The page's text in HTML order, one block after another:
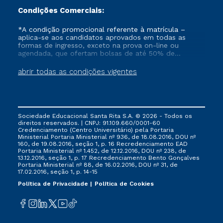
Condições Comerciais:
abrir todas as condições vigentes
*A condição promocional referente à matrícula –
aplica-se aos candidatos aprovados em todas as
formas de ingresso, exceto na prova on-line ou
agendada, que ofertam bolsas de até 50% de
que ainda não tenham efetivado e/ou não tenham
cancelado ou trancado sua matrícula em uma das
FIES, Prouni e outros programas governamentais, e
não se acumula com nenhuma outra campanha
ofertada pela Instituição.
Sociedade Educacional Santa Rita S.A. © 2026 - Todos os
direitos reservados. | CNPJ: 91.109.660/0001-60
Credenciamento (Centro Universitário) pela Portaria
Ministerial Portaria Ministerial nº 936, de 18.08.2016, DOU nº
160, de 19.08.2016, seção 1, p. 16 Recredenciamento EAD
Portaria Ministerial nº 1.452, de 12.12.2016, DOU nº 238, de
13.12.2016, seção 1, p. 17 Recredenciamento Bento Gonçalves
Portaria Ministerial nº 88, de 16.02.2016, DOU nº 31, de
17.02.2016, seção 1, p. 14-15
Política de Privacidade
Política de Cookies